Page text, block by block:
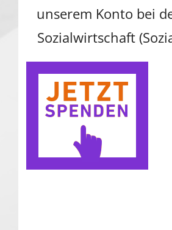
unserem Konto bei
Sozialwirtschaft